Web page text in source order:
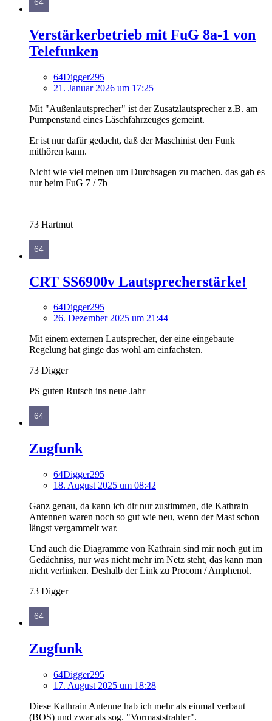
Verstärkerbetrieb mit FuG 8a-1 von
Telefunken
64Digger295
21. Januar 2026 um 17:25
Mit "Außenlautsprecher" ist der Zusatzlautsprecher z.B. am
Pumpenstand eines Läschfahrzeuges gemeint.
Er ist nur dafür gedacht, daß der Maschinist den Funk
mithören kann.
Nicht wie viel meinen um Durchsagen zu machen. das gab es
nur beim FuG 7 / 7b
73 Hartmut
CRT SS6900v Lautsprecherstärke!
64Digger295
26. Dezember 2025 um 21:44
Mit einem externen Lautsprecher, der eine eingebaute
Regelung hat ginge das wohl am einfachsten.
73 Digger
PS guten Rutsch ins neue Jahr
Zugfunk
64Digger295
18. August 2025 um 08:42
Ganz genau, da kann ich dir nur zustimmen, die Kathrain
Antennen waren noch so gut wie neu, wenn der Mast schon
längst vergammelt war.
Und auch die Diagramme von Kathrain sind mir noch gut im
Gedächniss, nur was nicht mehr im Netz steht, das kann man
nicht verlinken. Deshalb der Link zu Procom / Amphenol.
73 Digger
Zugfunk
64Digger295
17. August 2025 um 18:28
Diese Kathrain Antenne hab ich mehr als einmal verbaut
(BOS) und zwar als sog. "Vormaststrahler".